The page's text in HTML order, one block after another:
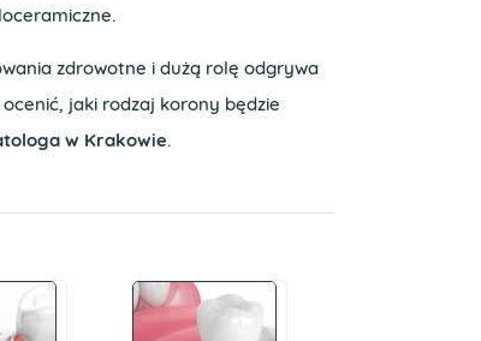
zdrowotne i dużą rolę odgrywa
jaki rodzaj korony będzie
w Krakowie.